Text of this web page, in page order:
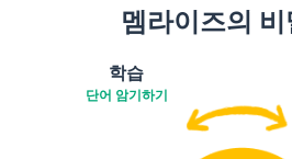
멤라이즈의
학습
단어 암기하기